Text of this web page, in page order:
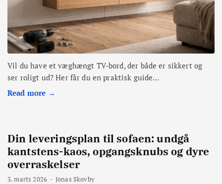
Vil du have et væghængt TV-bord, der både er sikkert og
ser roligt ud? Her får du en praktisk guide…
Read more →
Din leveringsplan til sofaen: undgå
kantstens-kaos, opgangsknubs og dyre
overraskelser
3. marts 2026 · Jonas Skovby